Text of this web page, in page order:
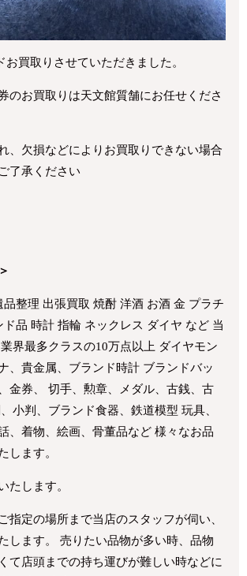
お買取りさせていただきました。
のお買取りは天文館質舗にお任せくださ
、欠損などによりお買取りできない場合
了承ください
整理 出張買取 焼酎 洋酒 お酒 金 プラチ
品 時計 指輪 ネックレス ダイヤ など 当
界最多クラスの10万点以上 ダイヤモン
、貴金属、ブランド時計 ブランドバッ
金券、 切手、勲章、メダル、古銭、古
小判、ブランド食器、鉄道模型 玩具、
、着物、絵画、骨董品など 様々なお品
します。
たします。
指定の場所まで当店のスタッフが伺い、
します。 売りたい品物が多い時、品物
て店頭までの持ち運びが難しい時などに